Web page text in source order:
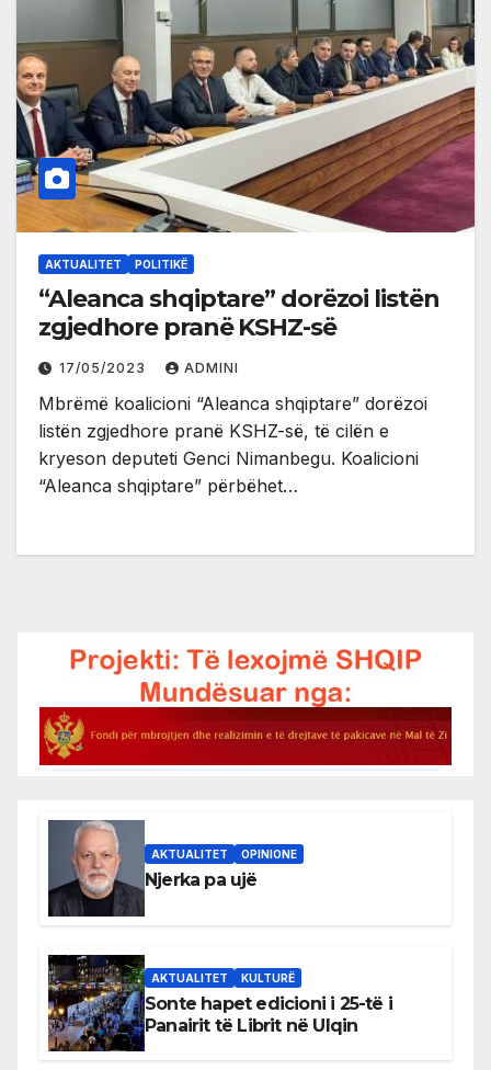
AKTUALITET POLITIKË
“Aleanca shqiptare” dorëzoi listën
zgjedhore pranë KSHZ-së
17/05/2023 ADMINI
Mbrëmë koalicioni “Aleanca shqiptare” dorëzoi
listën zgjedhore pranë KSHZ-së, të cilën e
kryeson deputeti Genci Nimanbegu. Koalicioni
“Aleanca shqiptare” përbëhet…
AKTUALITET OPINIONE
Njerka pa ujë
AKTUALITET KULTURË
Sonte hapet edicioni i 25-të i
Panairit të Librit në Ulqin